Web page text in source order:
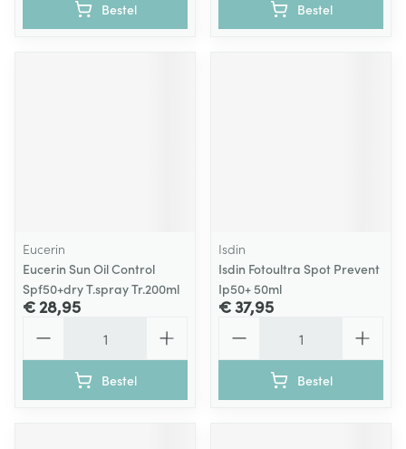
Bestel Bestel
Eucerin
Eucerin Sun Oil Control
Spf50+dry T.spray Tr.200ml
€ 28,95
Bestel
Isdin
Isdin Fotoultra Spot Prevent
Ip50+ 50ml
€ 37,95
Bestel